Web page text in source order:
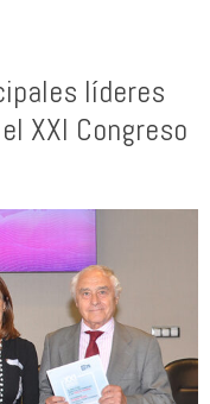
líderes
XXI Congreso